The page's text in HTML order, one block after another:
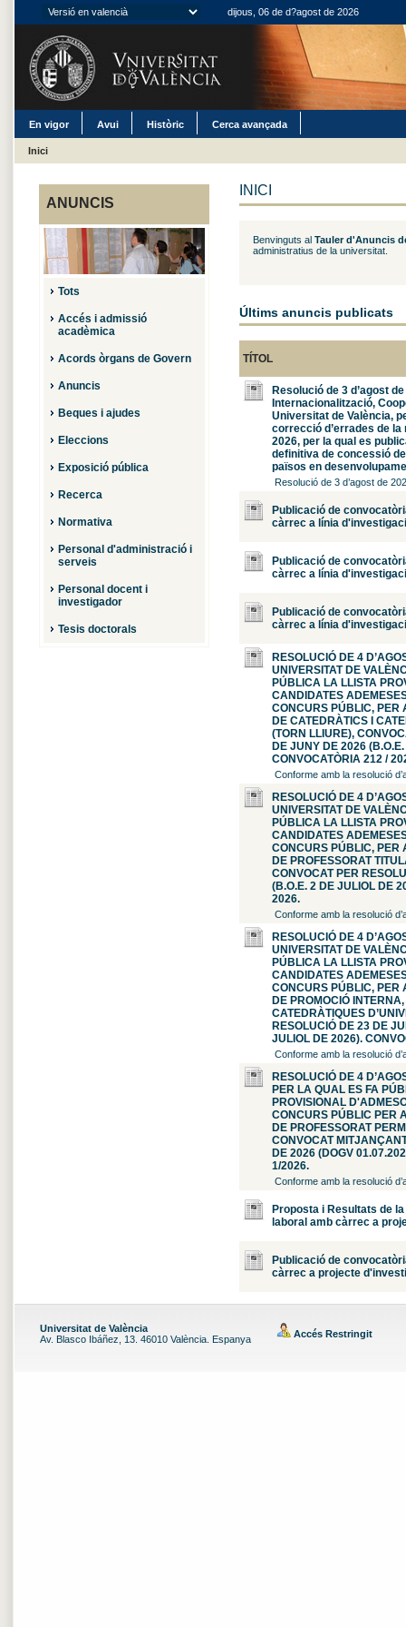
dijous, 06 de d?agost de 2026
En vigor Avui Històric Cerca avançada
Inici
ANUNCIS
Tots
Accés i admissió
acadèmica
Acords òrgans de Govern
Anuncis
Beques i ajudes
Eleccions
Exposició pública
Recerca
Normativa
Personal d'administració i
serveis
Personal docent i
investigador
Tesis doctorals
INICI
Benvinguts al Tauler d'Anuncis
administratius de la universitat.
Últims anuncis publicats
TÍTOL
Resolució de 3 d’agost
Internacionalització,
Universitat de València,
correcció d’errades de la
2026, per la qual es
definitiva de concessió
països en
Resolució de 3 d’agost de
Publicació de
càrrec a línia
Publicació de
càrrec a línia
Publicació de
càrrec a línia
RESOLUCIÓ DE 4
UNIVERSITAT DE
PÚBLICA LA LLISTA
CANDIDATES
CONCURS PÚBLIC, PER
DE CATEDRÀTICS I
(TORN LLIURE),
DE JUNY DE 2026
CONVOCATÒRIA 212 /
Conforme amb la resolució
RESOLUCIÓ DE 4
UNIVERSITAT DE
PÚBLICA LA LLISTA
CANDIDATES
CONCURS PÚBLIC, PER
DE PROFESSORAT
CONVOCAT PER
(B.O.E. 2 DE JULIOL DE
2026.
Conforme amb la resolució
RESOLUCIÓ DE 4
UNIVERSITAT DE
PÚBLICA LA LLISTA
CANDIDATES
CONCURS PÚBLIC, PER
DE PROMOCIÓ
CATEDRÀTIQUES
RESOLUCIÓ DE 23 DE
JULIOL DE 2026).
Conforme amb la resolució
RESOLUCIÓ DE 4
PER LA QUAL ES FA
PROVISIONAL
CONCURS PÚBLIC PER
DE PROFESSORAT
CONVOCAT
DE 2026 (DOGV
1/2026.
Conforme amb la resolució
Proposta i Resultats de
laboral amb càrrec a
Publicació de
càrrec a projecte
Universitat de València
Av. Blasco Ibáñez, 13. 46010 València. Espanya
Accés Restringit